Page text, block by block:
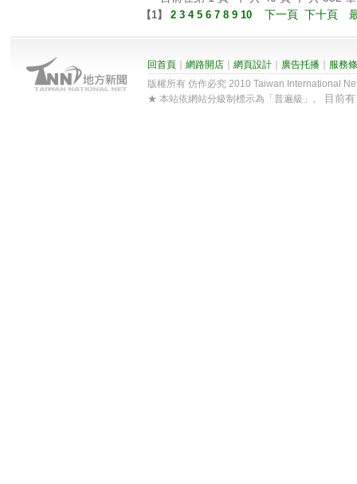
【1】 2 3 4 5 6 7 8 9 10 下一頁 下十頁
回首頁 網路開店 網頁設計 廣告托播
服務
版權所有 仿作必究 2010 Taiwan International
★ 本站依網站分級制標示為「普遍級」。
目前